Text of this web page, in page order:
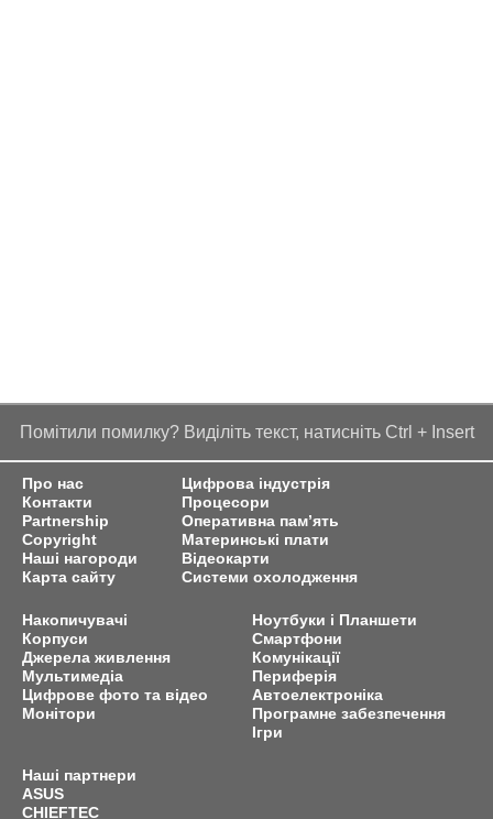
Помітили помилку? Виділіть текст, натисніть Ctrl + Insert
Про нас
Контакти
Partnership
Copyright
Наші нагороди
Карта сайту
Цифрова індустрія
Процесори
Оперативна пам’ять
Материнські плати
Відеокарти
Системи охолодження
Накопичувачі
Корпуси
Джерела живлення
Мультимедіа
Цифрове фото та відео
Монітори
Ноутбуки і Планшети
Смартфони
Комунікації
Периферія
Автоелектроніка
Програмне забезпечення
Ігри
Наші партнери
ASUS
CHIEFTEC